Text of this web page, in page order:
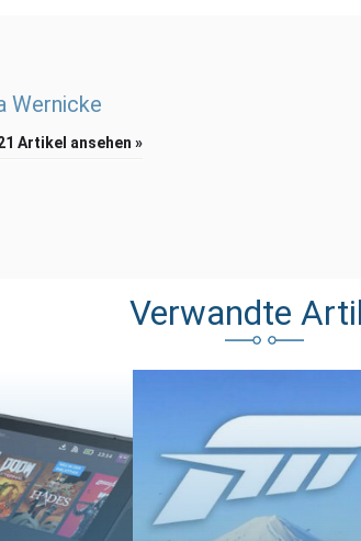
Wernicke
Artikel ansehen »
Verwandte